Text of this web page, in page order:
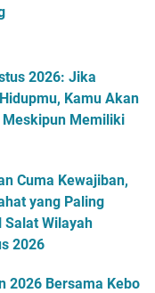
2026: Jika
Kamu Akan
Meskipun Memiliki
Cuma Kewajiban,
yang Paling
Wilayah
2026
2026 Bersama Kebo